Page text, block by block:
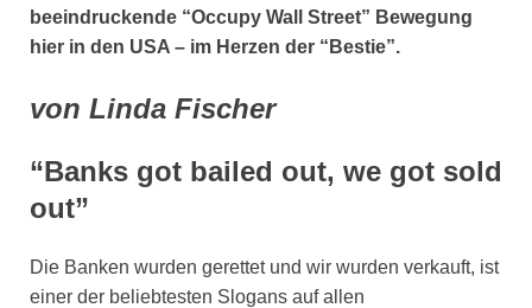
beeindruckende “Occupy Wall Street” Bewegung
hier in den USA – im Herzen der “Bestie”.
von Linda Fischer
“Banks got bailed out, we got sold
out”
Die Banken wurden gerettet und wir wurden verkauft, ist
einer der beliebtesten Slogans auf allen